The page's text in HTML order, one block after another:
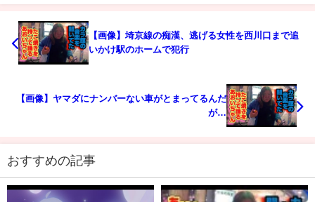
【画像】埼京線の痴漢、逃げる女性を西川口まで追
いかけ駅のホームで犯行
【画像】ヤマダにナンバーない車がとまってるんだ
が…
おすすめの記事